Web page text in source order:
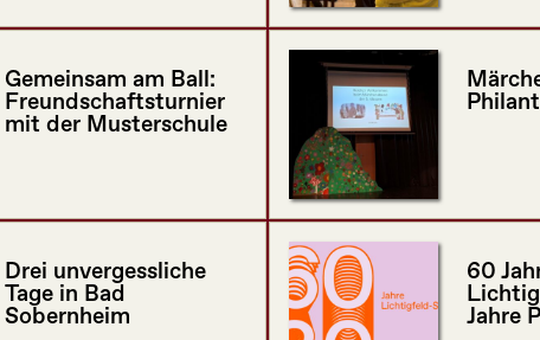
Gemeinsam am Ball:
Freundschaftsturnier
mit der Musterschule
Drei unvergessliche
Tage in Bad
Sobernheim
60
Jahre